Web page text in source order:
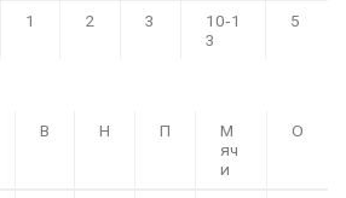
1 2 3
10‑1
3
5
В Н П
М
яч
и
О